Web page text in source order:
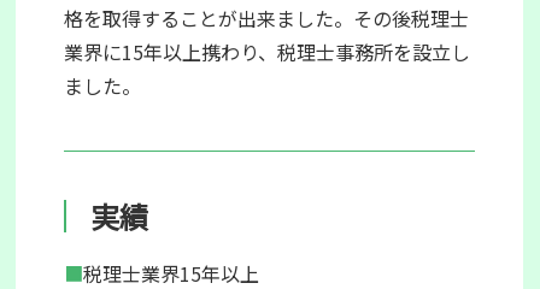
格を取得することが出来ました。その後税理士
業界に15年以上携わり、税理士事務所を設立し
ました。
実績
■税理士業界15年以上